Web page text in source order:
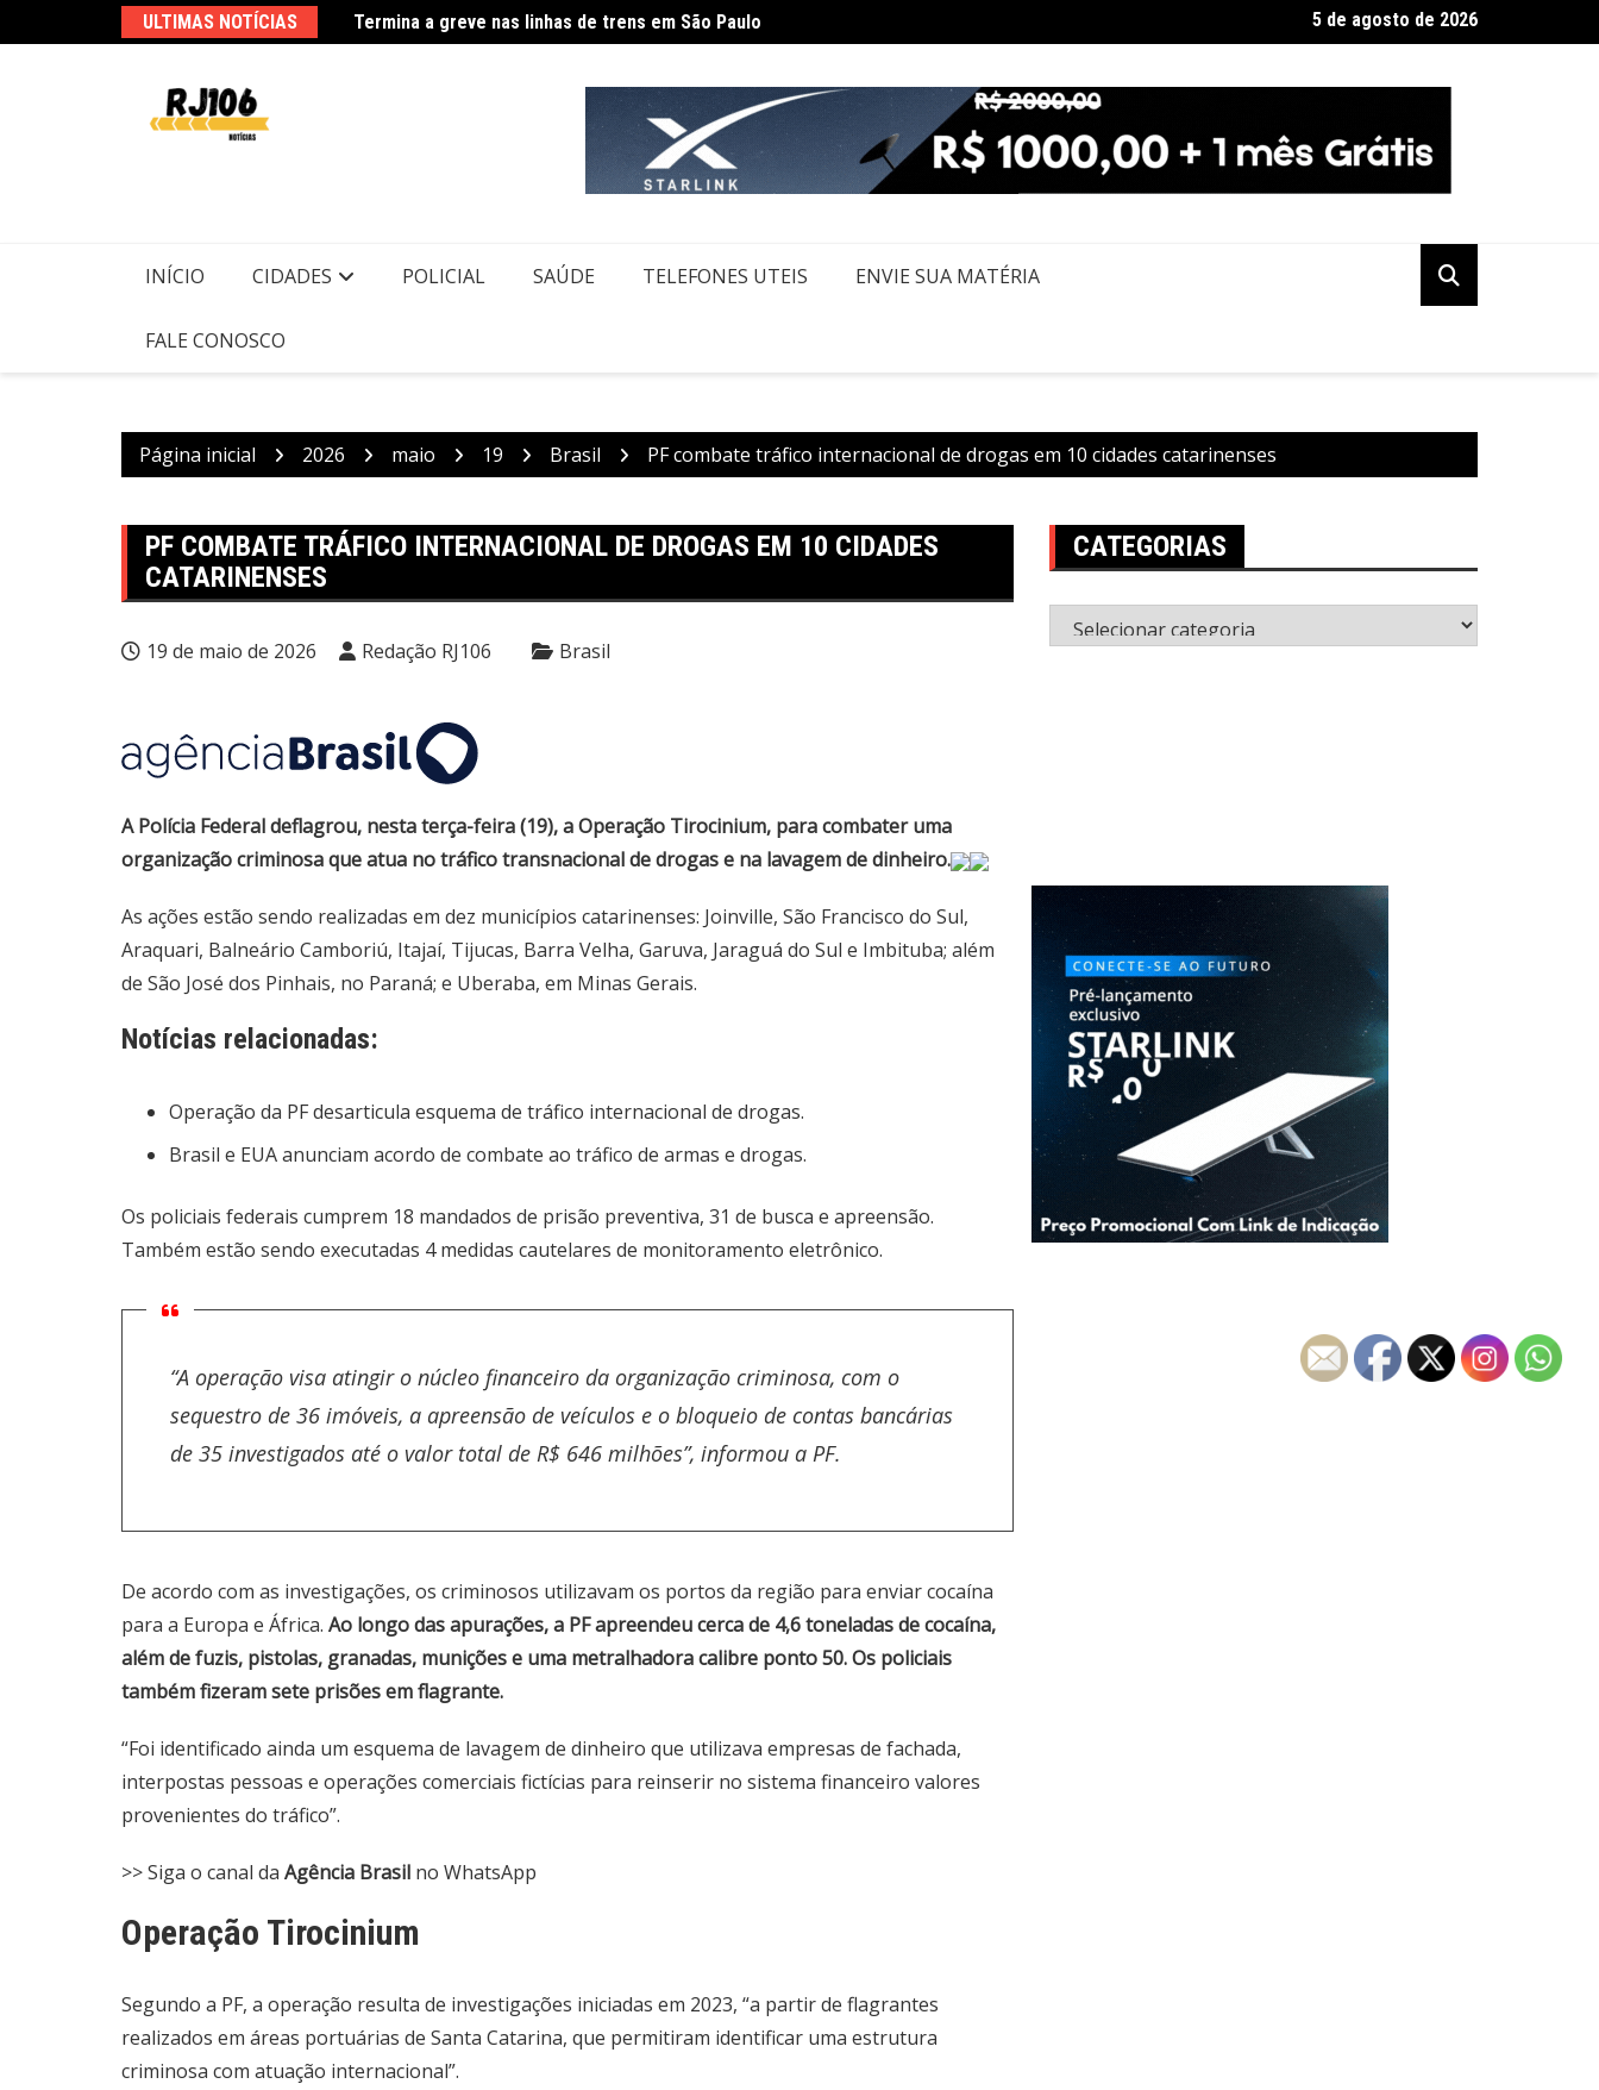
para
ULTIMAS NOTÍCIAS
Usuários de trens mudam rotina por causa de greve da CPTM
Governo de SP diz que não haverá demissões de funcionários da CPTM
5 de agosto de 2026
INÍCIO CIDADES POLICIAL SAÚDE TELEFONES UTEIS ENVIE SUA MATÉRIA
FALE CONOSCO
Página inicial 2026 maio 19 Brasil PF combate tráfico internacional de drogas em 10 cidades catarinenses
PF COMBATE TRÁFICO INTERNACIONAL DE DROGAS EM 10 CIDADES
CATARINENSES
19 de maio de 2026 Redação RJ106 Brasil
A Polícia Federal deflagrou, nesta terça-feira (19), a Operação Tirocinium, para combater uma
organização criminosa que atua no tráfico transnacional de drogas e na lavagem de dinheiro.
As ações estão sendo realizadas em dez municípios catarinenses: Joinville, São Francisco do Sul,
Araquari, Balneário Camboriú, Itajaí, Tijucas, Barra Velha, Garuva, Jaraguá do Sul e Imbituba; além
de São José dos Pinhais, no Paraná; e Uberaba, em Minas Gerais.
Notícias relacionadas:
Operação da PF desarticula esquema de tráfico internacional de drogas.
Brasil e EUA anunciam acordo de combate ao tráfico de armas e drogas.
Os policiais federais cumprem 18 mandados de prisão preventiva, 31 de busca e apreensão.
Também estão sendo executadas 4 medidas cautelares de monitoramento eletrônico.
“A operação visa atingir o núcleo financeiro da organização criminosa, com o
sequestro de 36 imóveis, a apreensão de veículos e o bloqueio de contas bancárias
de 35 investigados até o valor total de R$ 646 milhões”, informou a PF.
De acordo com as investigações, os criminosos utilizavam os portos da região para enviar cocaína
para a Europa e África. Ao longo das apurações, a PF apreendeu cerca de 4,6 toneladas de cocaína,
além de fuzis, pistolas, granadas, munições e uma metralhadora calibre ponto 50. Os policiais
também fizeram sete prisões em flagrante.
“Foi identificado ainda um esquema de lavagem de dinheiro que utilizava empresas de fachada,
interpostas pessoas e operações comerciais fictícias para reinserir no sistema financeiro valores
provenientes do tráfico”.
>> Siga o canal da Agência Brasil no WhatsApp
Operação Tirocinium
Segundo a PF, a operação resulta de investigações iniciadas em 2023, “a partir de flagrantes
realizados em áreas portuárias de Santa Catarina, que permitiram identificar uma estrutura
criminosa com atuação internacional”.
CATEGORIAS
Categorias